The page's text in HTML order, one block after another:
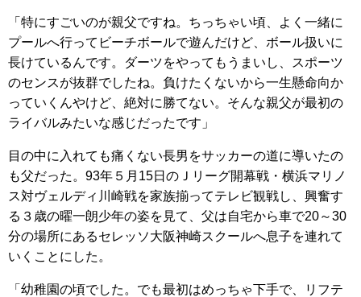
「特にすごいのが親父ですね。ちっちゃい頃、よく一緒に
プールへ行ってビーチボールで遊んだけど、ボール扱いに
長けているんです。ダーツをやってもうまいし、スポーツ
のセンスが抜群でしたね。負けたくないから一生懸命向か
っていくんやけど、絶対に勝てない。そんな親父が最初の
ライバルみたいな感じだったです」
目の中に入れても痛くない長男をサッカーの道に導いたの
も父だった。93年５月15日のＪリーグ開幕戦・横浜マリノ
ス対ヴェルディ川崎戦を家族揃ってテレビ観戦し、興奮す
る３歳の曜一朗少年の姿を見て、父は自宅から車で20～30
分の場所にあるセレッソ大阪神崎スクールへ息子を連れて
いくことにした。
「幼稚園の頃でした。でも最初はめっちゃ下手で、リフテ